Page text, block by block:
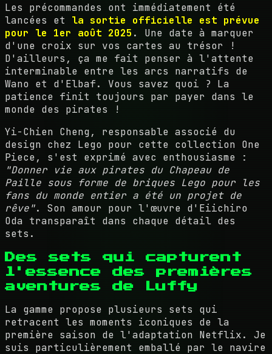
Les précommandes ont immédiatement été
lancées et la sortie officielle est prévue
pour le 1er août 2025 . Une date à marquer
d'une croix sur vos cartes au trésor !
D'ailleurs, ça me fait penser à l'attente
interminable entre les arcs narratifs de
Wano et d'Elbaf. Vous savez quoi ? La
patience finit toujours par payer dans le
monde des pirates !
Yi-Chien Cheng, responsable associé du
design chez Lego pour cette collection One
Piece, s'est exprimé avec enthousiasme :
"Donner vie aux pirates du Chapeau de
Paille sous forme de briques Lego pour les
fans du monde entier a été un projet de
rêve". Son amour pour l'œuvre d'Eiichiro
Oda transparaît dans chaque détail des
sets.
Des sets qui capturent
l'essence des premières
aventures de Luffy
La gamme propose plusieurs sets qui
retracent les moments iconiques de la
première saison de l'adaptation Netflix. Je
suis particulièrement emballé par le navire